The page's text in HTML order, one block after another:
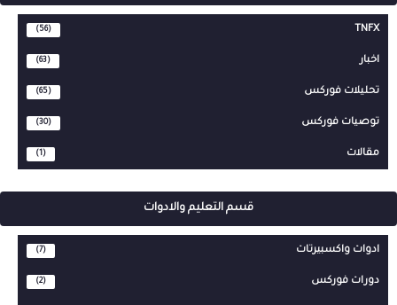
TNFX
(56)
اخبار (63)
تحليلات فوركس (65)
توصيات فوركس (30)
مقالات (1)
قسم التعليم والادوات
ادوات واكسبيرتات (7)
دورات فوركس (2)